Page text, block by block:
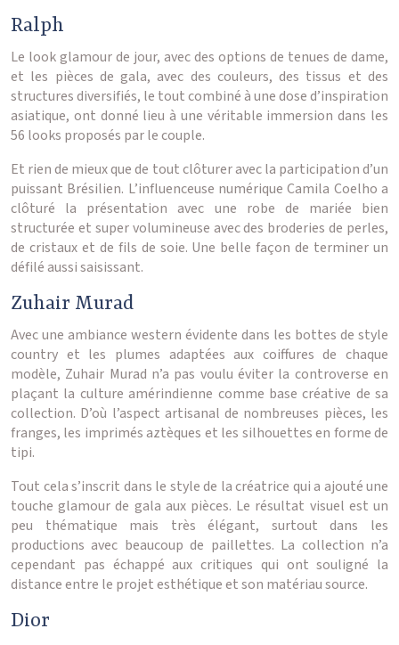
Ralph
Le look glamour de jour, avec des options de tenues de dame,
et les pièces de gala, avec des couleurs, des tissus et des
structures diversifiés, le tout combiné à une dose d’inspiration
asiatique, ont donné lieu à une véritable immersion dans les
56 looks proposés par le couple.
Et rien de mieux que de tout clôturer avec la participation d’un
puissant Brésilien. L’influenceuse numérique Camila Coelho a
clôturé la présentation avec une robe de mariée bien
structurée et super volumineuse avec des broderies de perles,
de cristaux et de fils de soie. Une belle façon de terminer un
défilé aussi saisissant.
Zuhair Murad
Avec une ambiance western évidente dans les bottes de style
country et les plumes adaptées aux coiffures de chaque
modèle, Zuhair Murad n’a pas voulu éviter la controverse en
plaçant la culture amérindienne comme base créative de sa
collection. D’où l’aspect artisanal de nombreuses pièces, les
franges, les imprimés aztèques et les silhouettes en forme de
tipi.
Tout cela s’inscrit dans le style de la créatrice qui a ajouté une
touche glamour de gala aux pièces. Le résultat visuel est un
peu thématique mais très élégant, surtout dans les
productions avec beaucoup de paillettes. La collection n’a
cependant pas échappé aux critiques qui ont souligné la
distance entre le projet esthétique et son matériau source.
Dior